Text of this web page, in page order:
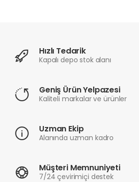
Hızlı Tedarik
Kapalı depo stok alanı
Geniş Ürün Yelpazesi
Kaliteli markalar ve ürünler
Uzman Ekip
Alanında uzman kadro
Müşteri Memnuniyeti
7/24 çevirimiçi destek